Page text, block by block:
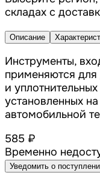
складах с
Описание
Инструменты,
применяются
и
установленных
автомобильной
585 ₽
Временно
Уведомить о